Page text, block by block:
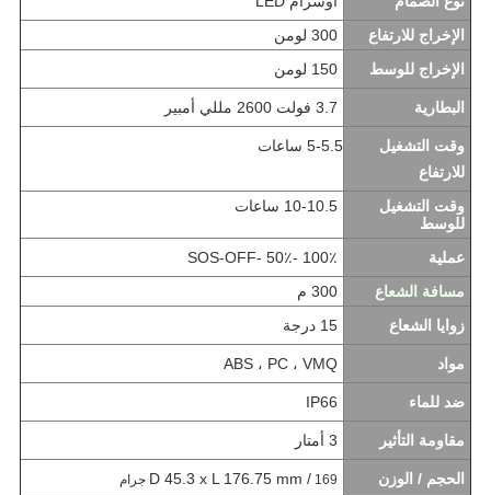
الإخراج للارتفاع
300 لومن
الإخراج للوسط
150 لومن
البطارية 3.7 فولت 2600 مللي أمبير
وقت التشغيل
للارتفاع
5-5.5 ساعات
وقت التشغيل
للوسط
10-10.5 ساعات
عملية
100٪ -50٪ -SOS-OFF
مسافة الشعاع
300 م
زوايا الشعاع
15 درجة
مواد ABS ، PC ، VMQ
ضد للماء IP66
مقاومة التأثير 3 أمتار
الحجم / الوزن D 45.3 x L 176.75 mm / 169 جرام